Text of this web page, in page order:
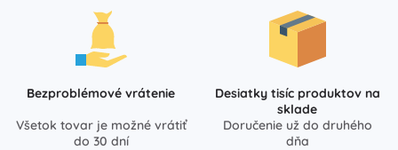
Bezproblémové vrátenie
Všetok tovar je možné vrátiť
do 30 dní
Desiatky tisíc produktov na
sklade
Doručenie už do druhého
dňa